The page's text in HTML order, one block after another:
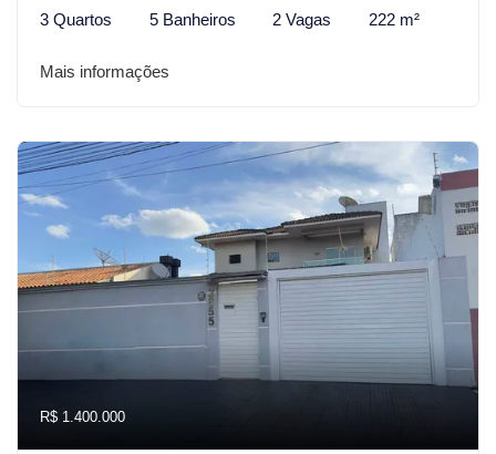
3 Quartos 5 Banheiros 2 Vagas 222 m²
Mais informações
R$ 1.400.000